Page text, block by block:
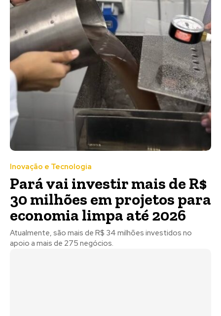
Inovação e Tecnologia
Pará vai investir mais de R$
30 milhões em projetos para
economia limpa até 2026
Atualmente, são mais de R$ 34 milhões investidos no
apoio a mais de 275 negócios.